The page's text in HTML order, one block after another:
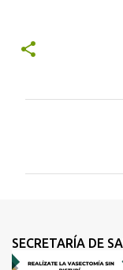
t
a
SECRETARÍA DE